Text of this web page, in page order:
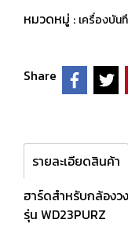
หมวดหมู่ : เครื่องบัน
Share
รายละเอียดสินค้า
ฮาร์ดสำหรับกล้องว
รุ่น WD23PURZ